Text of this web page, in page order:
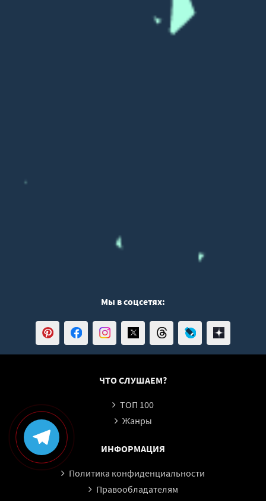
Мы в соцсетях:
ЧТО СЛУШАЕМ?
ТОП 100
Жанры
ИНФОРМАЦИЯ
Политика конфиденциальности
Правообладателям